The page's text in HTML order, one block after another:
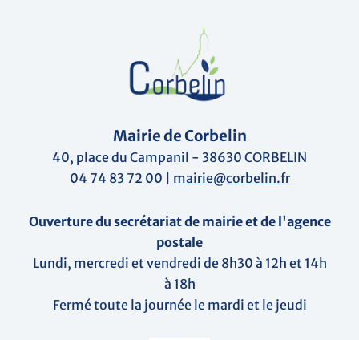
Mairie de Corbelin
40, place du Campanil - 38630 CORBELIN
04 74 83 72 00 | mairie@corbelin.fr
Ouverture du secrétariat de mairie et de l'agence
postale
Lundi, mercredi et vendredi de 8h30 à 12h et 14h
à 18h
Fermé toute la journée le mardi et le jeudi